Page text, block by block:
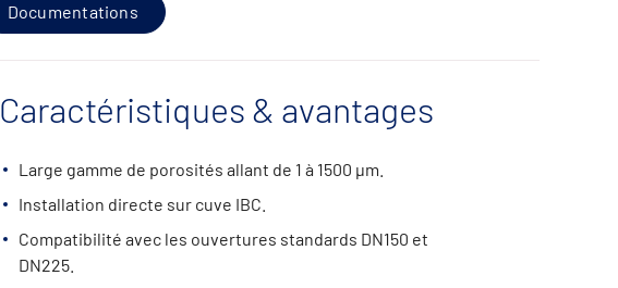
Documentations
Caractéristiques & avantages
Large gamme de porosités allant de 1 à 1500 µm.
Installation directe sur cuve IBC.
Compatibilité avec les ouvertures standards DN150 et
DN225.